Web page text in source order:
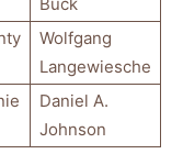
Wolfgang
‍Langewiesche
Daniel A.
Johnson